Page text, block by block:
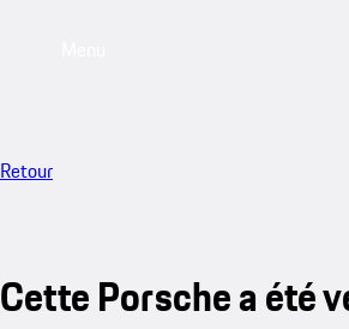
Retour
Cette Porsche a été